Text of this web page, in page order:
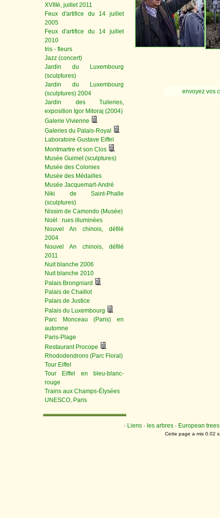
XVIIIè, juillet 2011
Feux d'artifice du 14 juillet
2005
Feux d'artifice du 14 juillet
2010
Iris - fleurs
Jazz (concert)
Jardin du Luxembourg
(sculptures)
Jardin du Luxembourg
(sculptures) 2004
Jardin des Tuileries,
exposition Igor Mitoraj (2004)
Galerie Vivienne
Galeries du Palais-Royal
Laboratoire Gustave Eiffel
Montmartre et son Clos
Musée Guimet (sculptures)
Musée des Colonies
Musée des Médailles
Musée Jacquemart-André
Niki de Saint-Phalle
(sculptures)
Nissim de Camondo (Musée)
Noël : rues illuminées
Nouvel An chinois, défilé
2004
Nouvel An chinois, défilé
2011
Nuit blanche 2006
Nuit blanche 2010
Palais Brongniard
Palais de Chaillot
Palais de Justice
Palais du Luxembourg
Parc Monceau (Paris) en
automne
Paris-Plage
Restaurant Procope
Rhododendrons (Parc Floral)
Tour Eiffel
Tour Eiffel en bleu-blanc-
rouge
Trains aux Champs-Élysées
UNESCO, Paris
envoyez vos
· Liens · les arbres · European trees
Cette page a mis 0.02